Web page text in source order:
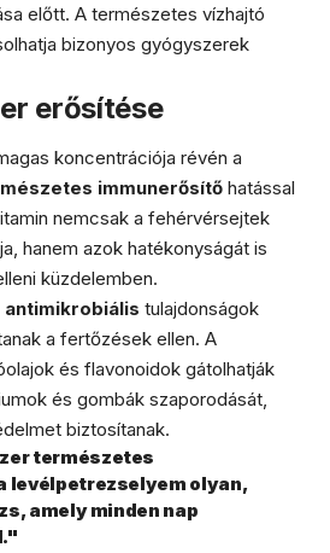
előtt. A természetes vízhajtó
bizonyos gyógyszerek
erősítése
koncentrációja révén a
immunerősítő hatással
nemcsak a fehérvérsejtek
hanem azok hatékonyságát is
küzdelemben.
tulajdonságok
a fertőzések ellen. A
és flavonoidok gátolhatják
és gombák szaporodását,
biztosítanak.
természetes
levélpetrezselyem olyan,
amely minden nap